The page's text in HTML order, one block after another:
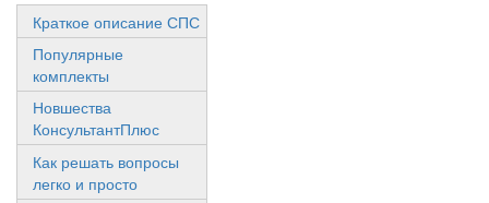
Краткое описание СПС
Популярные
комплекты
Новшества
КонсультантПлюс
Как решать вопросы
легко и просто